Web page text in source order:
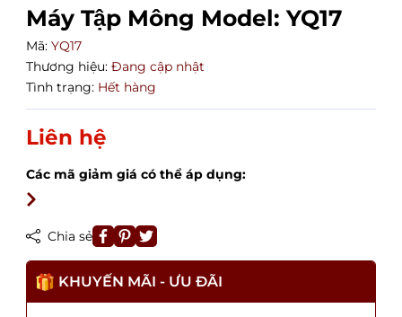
Máy Tập Mông Model: YQ17
Mã: YQ17
Thương hiệu: Đang cập nhật
Tình trạng: Hết hàng
Liên hệ
Các mã giảm giá có thể áp dụng:
Chia sẻ
KHUYẾN MÃI - ƯU ĐÃI